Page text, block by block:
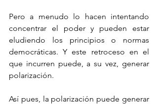
Pero a menudo lo hacen intentando
concentrar el poder y pueden estar
eludiendo los principios o normas
democráticas. Y este retroceso en el
que incurren puede, a su vez, generar
polarización.
Así pues, la polarización puede generar